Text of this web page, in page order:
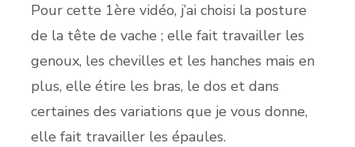
Pour cette 1ère vidéo, j’ai choisi la posture
de la tête de vache ; elle fait travailler les
genoux, les chevilles et les hanches mais en
plus, elle étire les bras, le dos et dans
certaines des variations que je vous donne,
elle fait travailler les épaules.